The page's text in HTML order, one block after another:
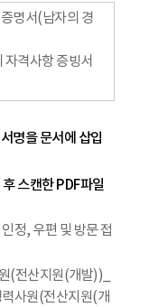
명서(남자의 경
자격사항 증빙서
서명을 문서에 삽입
후 스캔한 PDF파일
정, 우편 및 방문 접
(전산지원(개발))_
력사원(전산지원(개